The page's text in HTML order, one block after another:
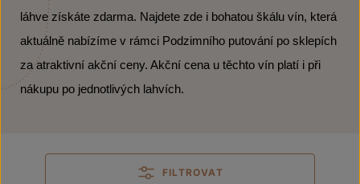
láhve získáte zdarma. Najdete zde i bohatou škálu vín, která
aktuálně nabízíme v rámci Podzimního putování po sklepích
za atraktivní akční ceny. Akční cena u těchto vín platí i při
nákupu po jednotlivých lahvích.
FILTROVAT